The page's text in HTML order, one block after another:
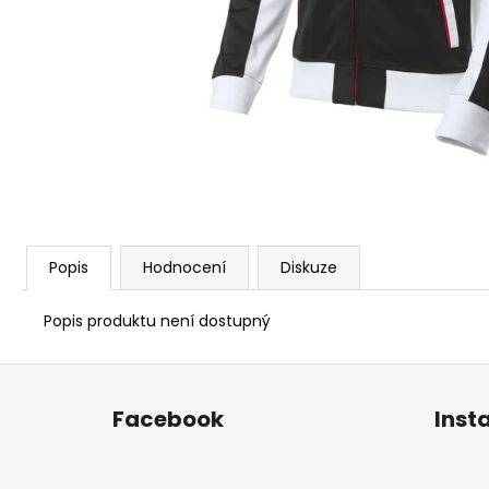
Popis Hodnocení Diskuze
Popis produktu není dostupný
Z
Facebook